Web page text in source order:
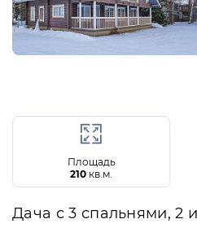
Площадь
210 кв.м.
Дача с 3 спальнями, 2